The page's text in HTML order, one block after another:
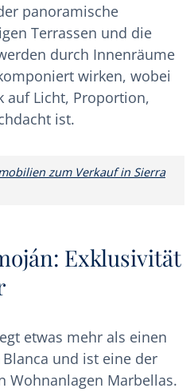
panoramische
Terrassen und die
durch Innenräume
wirken, wobei
auf Licht, Proportion,
ist.
zum Verkauf in Sierra
Exklusivität
etwas mehr als einen
und ist eine der
Wohnanlagen Marbellas.